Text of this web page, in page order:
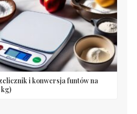
i konwersja funtów na